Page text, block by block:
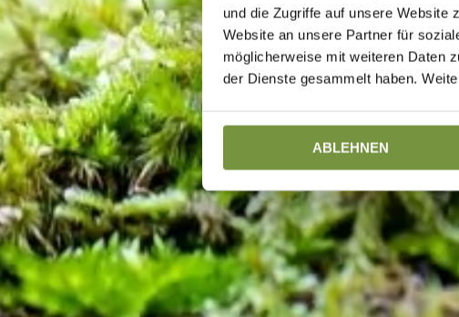
und die Zugriffe auf unsere Website
Website an unsere Partner für
möglicherweise mit weiteren Daten
der Dienste gesammelt haben.
ABLEHNEN